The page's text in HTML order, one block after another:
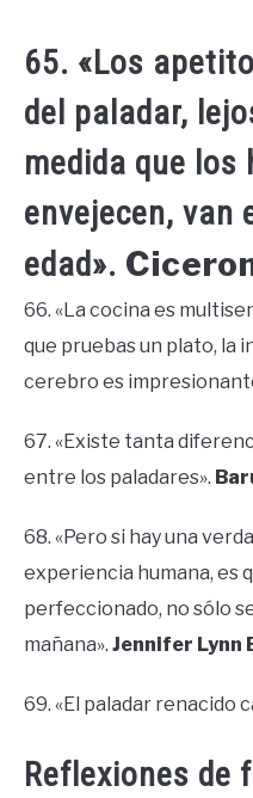
65. «Los
del paladar,
medida que los
envejecen, van
edad».
66. «La cocina es
que pruebas un plato, la
cerebro es
67. «Existe tanta
entre los paladares».
68. «Pero si hay una
experiencia humana, es
perfeccionado, no sólo
mañana». Jennifer Lynn
69. «El paladar renacido
Reflexiones de